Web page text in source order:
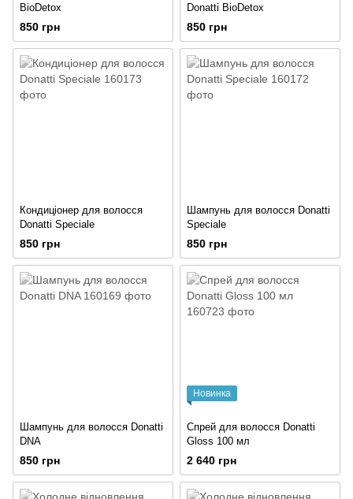
BioDetox
850 грн
Donatti BioDetox
850 грн
Кондиціонер для волосся
Donatti Speciale
850 грн
Шампунь для волосся Donatti
Speciale
850 грн
Шампунь для волосся Donatti
DNA
850 грн
Новинка
Спрей для волосся Donatti
Gloss 100 мл
2 640 грн